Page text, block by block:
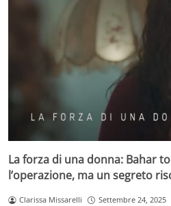
La forza di una donna: Bahar
l’operazione, ma un segreto
Clarissa Missarelli Settembre 24, 2025